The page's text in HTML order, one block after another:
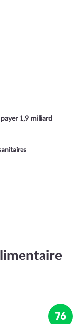
1,9 milliard
76